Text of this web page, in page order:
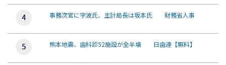
事務次官に宇波氏、主計局長は坂本氏 財務省人事
熊本地震、歯科診52施設が全半壊 日歯連【無料】